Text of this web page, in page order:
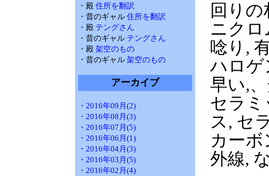
・殿 住所を翻訳
・昔のギャル 住所を翻訳
・殿 テングさん
・昔のギャル テングさん
・殿 架空のもの
・昔のギャル 架空のもの
アーカイブ
・2016年09月(2)
・2016年08月(3)
・2016年07月(5)
・2016年06月(1)
・2016年04月(3)
・2016年03月(5)
・2016年02月(4)
回りの
ニクロ
唸り,
ハロゲ
早い,
セラミ
ス, セ
カーボ
外線,